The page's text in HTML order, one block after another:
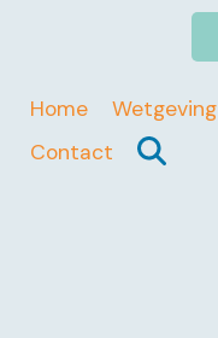
Home Wetgeving
Contact